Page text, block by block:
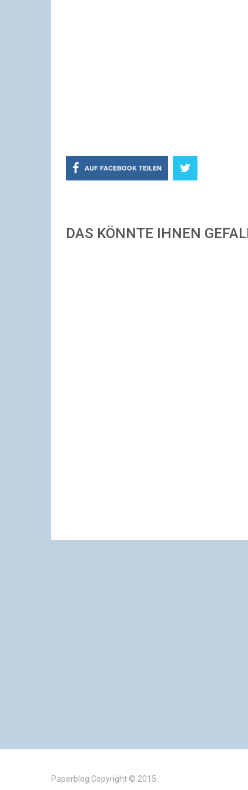
AUF FACEBOOK TEILEN
DAS KÖNNTE IHNEN
Paperblog Copyright © 2015.